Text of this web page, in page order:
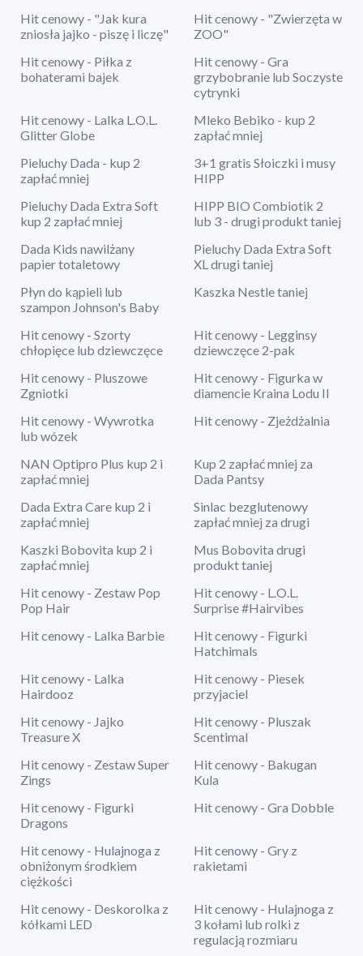
Hit cenowy - "Jak kura
zniosła jajko - piszę i liczę"
Hit cenowy - "Zwierzęta w
ZOO"
Hit cenowy - Piłka z
bohaterami bajek
Hit cenowy - Gra
grzybobranie lub Soczyste
cytrynki
Hit cenowy - Lalka L.O.L.
Glitter Globe
Mleko Bebiko - kup 2
zapłać mniej
Pieluchy Dada - kup 2
zapłać mniej
3+1 gratis Słoiczki i musy
HIPP
Pieluchy Dada Extra Soft
kup 2 zapłać mniej
HIPP BIO Combiotik 2
lub 3 - drugi produkt taniej
Dada Kids nawilżany
papier totaletowy
Pieluchy Dada Extra Soft
XL drugi taniej
Płyn do kąpieli lub
szampon Johnson's Baby
Kaszka Nestle taniej
Hit cenowy - Szorty
chłopięce lub dziewczęce
Hit cenowy - Legginsy
dziewczęce 2-pak
Hit cenowy - Pluszowe
Zgniotki
Hit cenowy - Figurka w
diamencie Kraina Lodu II
Hit cenowy - Wywrotka
lub wózek
Hit cenowy - Zjeżdżalnia
NAN Optipro Plus kup 2 i
zapłać mniej
Kup 2 zapłać mniej za
Dada Pantsy
Dada Extra Care kup 2 i
zapłać mniej
Sinlac bezglutenowy
zapłać mniej za drugi
Kaszki Bobovita kup 2 i
zapłać mniej
Mus Bobovita drugi
produkt taniej
Hit cenowy - Zestaw Pop
Pop Hair
Hit cenowy - L.O.L.
Surprise #Hairvibes
Hit cenowy - Lalka Barbie
Hit cenowy - Figurki
Hatchimals
Hit cenowy - Lalka
Hairdooz
Hit cenowy - Piesek
przyjaciel
Hit cenowy - Jajko
Treasure X
Hit cenowy - Pluszak
Scentimal
Hit cenowy - Zestaw Super
Zings
Hit cenowy - Bakugan
Kula
Hit cenowy - Figurki
Dragons
Hit cenowy - Gra Dobble
Hit cenowy - Hulajnoga z
obniżonym środkiem
ciężkości
Hit cenowy - Gry z
rakietami
Hit cenowy - Deskorolka z
kółkami LED
Hit cenowy - Hulajnoga z
3 kołami lub rolki z
regulacją rozmiaru